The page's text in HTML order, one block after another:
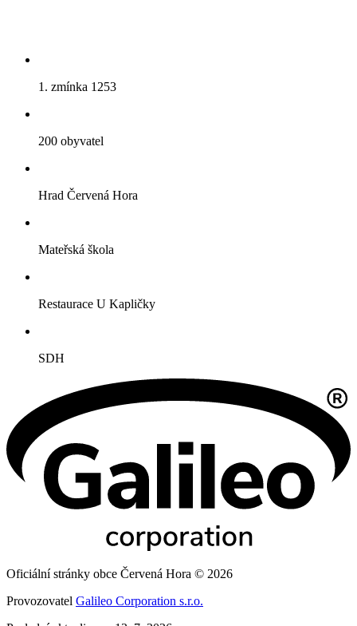
1. zmínka 1253
200 obyvatel
Hrad Červená Hora
Mateřská škola
Restaurace U Kapličky
SDH
Oficiální stránky obce Červená Hora © 2026
Provozovatel Galileo Corporation s.r.o.